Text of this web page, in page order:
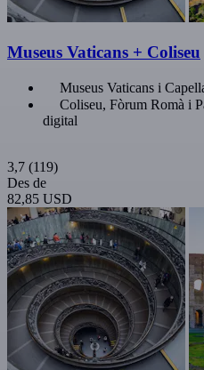
Museus Vaticans + Coliseu
Museus Vaticans i
Coliseu, Fòrum Romà i
digital
3,7 (119)
Des de
82,85 USD